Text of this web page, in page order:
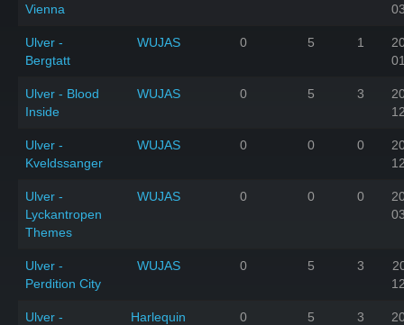
Vienna
Ulver -
Bergtatt
WUJAS 0 5 1
Ulver - Blood
Inside
WUJAS 0 5 3
Ulver -
Kveldssanger
WUJAS 0 0 0
Ulver -
Lyckantropen
Themes
WUJAS 0 0 0
Ulver -
Perdition City
WUJAS 0 5 3
Ulver -
Harlequin 0 5 3